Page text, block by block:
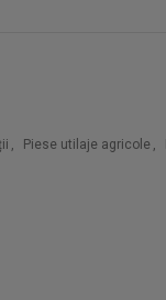
, Piese utilaje agricole ,